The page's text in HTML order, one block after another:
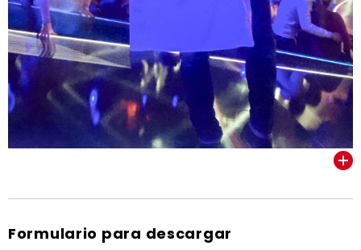
Formulario para descargar